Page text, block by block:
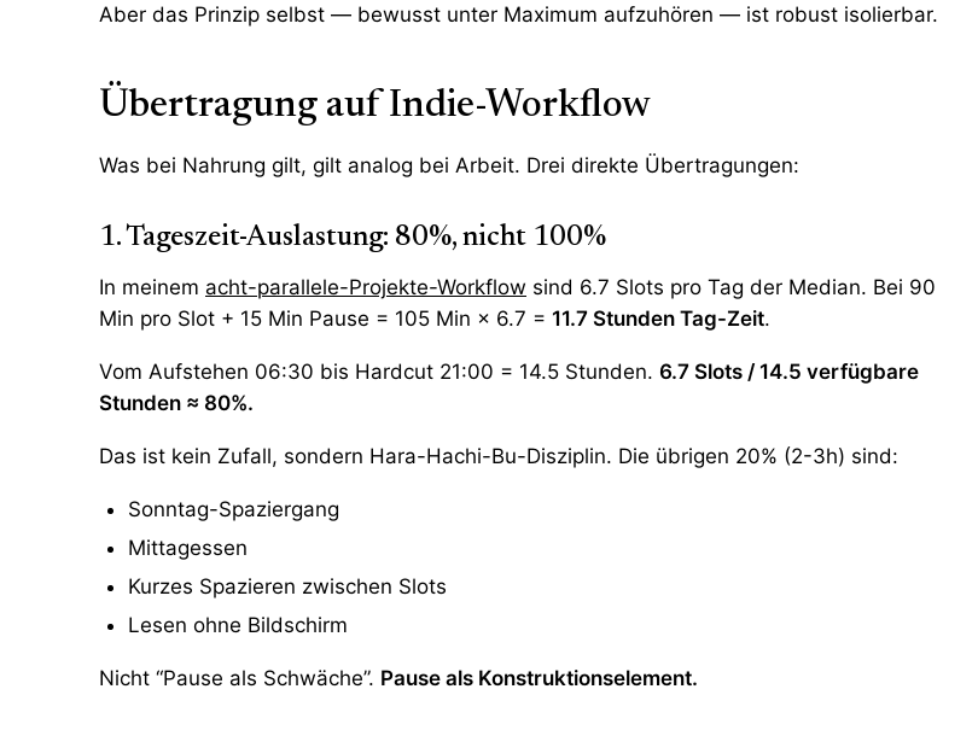
Aber das Prinzip selbst — bewusst unter Maximum aufzuhören — ist robust isolierbar.
Übertragung auf Indie-Workflow
Was bei Nahrung gilt, gilt analog bei Arbeit. Drei direkte Übertragungen:
1. Tageszeit-Auslastung: 80%, nicht 100%
In meinem acht-parallele-Projekte-Workflow sind 6.7 Slots pro Tag der Median. Bei 90
Min pro Slot + 15 Min Pause = 105 Min × 6.7 = 11.7 Stunden Tag-Zeit.
Vom Aufstehen 06:30 bis Hardcut 21:00 = 14.5 Stunden. 6.7 Slots / 14.5 verfügbare
Stunden ≈ 80%.
Das ist kein Zufall, sondern Hara-Hachi-Bu-Disziplin. Die übrigen 20% (2-3h) sind:
Sonntag-Spaziergang
Mittagessen
Kurzes Spazieren zwischen Slots
Lesen ohne Bildschirm
Nicht “Pause als Schwäche”. Pause als Konstruktionselement.